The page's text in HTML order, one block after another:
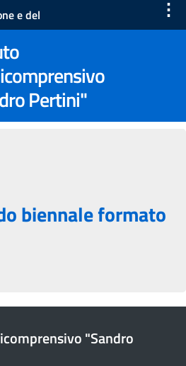
e del
⋮
Pertini"
biennale formato
"Sandro